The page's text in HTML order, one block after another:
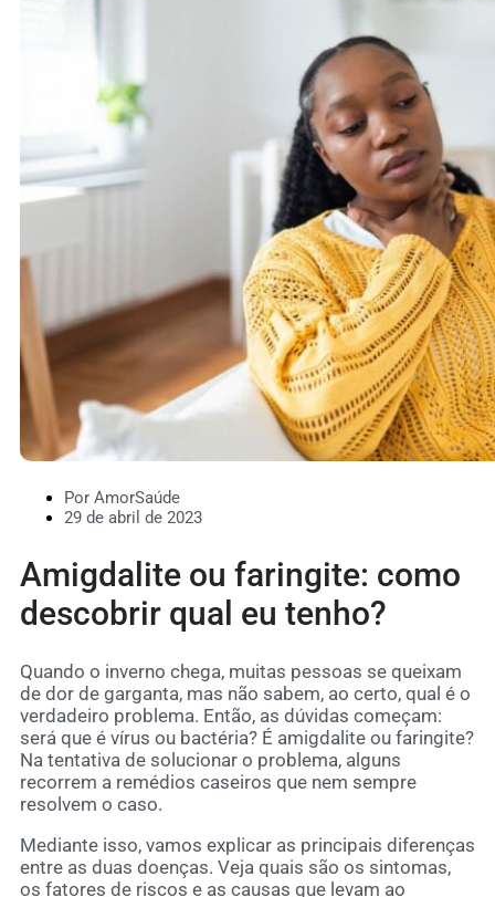
Por AmorSaúde
29 de abril de 2023
Amigdalite ou faringite: como
descobrir qual eu tenho?
Quando o inverno chega, muitas pessoas se queixam
de dor de garganta, mas não sabem, ao certo, qual é o
verdadeiro problema. Então, as dúvidas começam:
será que é vírus ou bactéria? É amigdalite ou faringite?
Na tentativa de solucionar o problema, alguns
recorrem a remédios caseiros que nem sempre
resolvem o caso.
Mediante isso, vamos explicar as principais diferenças
entre as duas doenças. Veja quais são os sintomas,
os fatores de riscos e as causas que levam ao